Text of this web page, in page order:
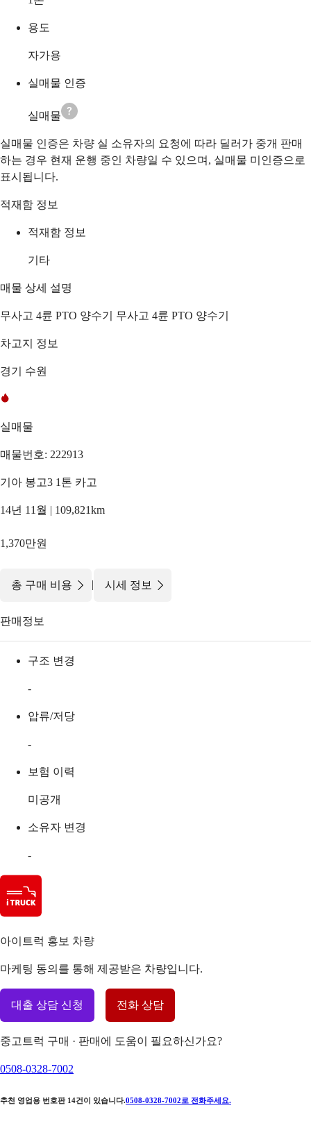
용도
자가용
실매물 인증
실매물
실매물 인증은 차량 실 소유자의 요청에 따라 딜러가 중개 판매
하는 경우 현재 운행 중인 차량일 수 있으며, 실매물 미인증으로
표시됩니다.
적재함 정보
적재함 정보
기타
매물 상세 설명
무사고 4륜 PTO 양수기 무사고 4륜 PTO 양수기
차고지 정보
경기 수원
실매물
매물번호: 222913
기아 봉고3 1톤 카고
14년 11월 | 109,821km
1,370만원
총 구매 비용 | 시세 정보
판매정보
구조 변경
-
압류/저당
-
보험 이력
미공개
소유자 변경
-
아이트럭 홍보 차량
마케팅 동의를 통해 제공받은 차량입니다.
대출 상담 신청 전화 상담
중고트럭 구매 · 판매에 도움이 필요하신가요?
0508-0328-7002
추천 영업용 번호판 14건이 있습니다.0508-0328-7002 로 전화주세요.